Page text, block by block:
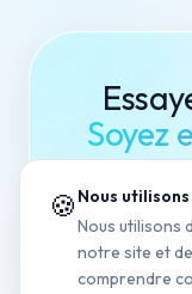
Soyez
Même
sécurité,
🍪 Nous
Nous utilisons
notre site et
comprendre